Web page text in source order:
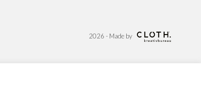
2026 - Made by